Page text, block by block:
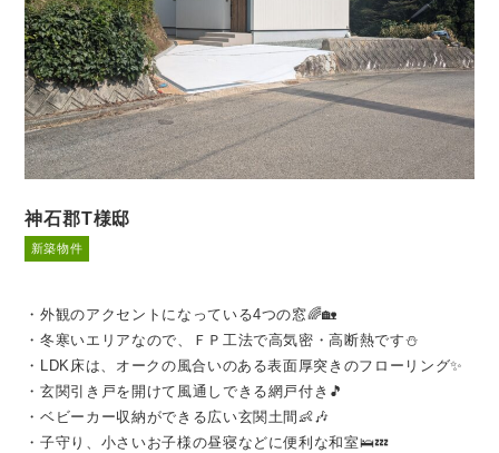
神石郡T様邸
新築物件
・外観のアクセントになっている4つの窓🌈🏡
・冬寒いエリアなので、ＦＰ工法で高気密・高断熱です⛄
・LDK床は、オークの風合いのある表面厚突きのフローリング✨
・玄関引き戸を開けて風通しできる網戸付き🎵
・ベビーカー収納ができる広い玄関土間👶🎶
・子守り、小さいお子様の昼寝などに便利な和室🛌💤